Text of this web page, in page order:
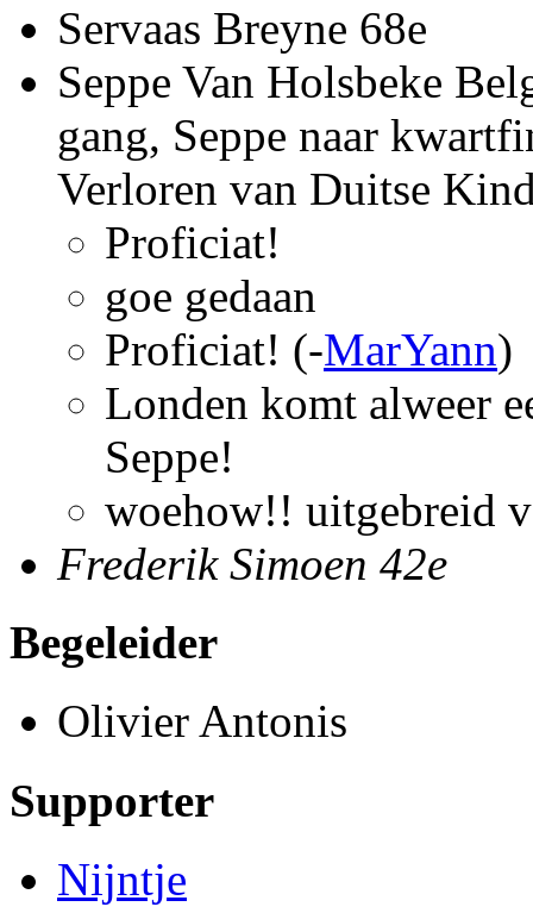
Servaas Breyne 68e
Seppe Van Holsbeke
gang, Seppe naar
Verloren van Duitse
Proficiat!
goe gedaan
Proficiat! (-MarYann)
Londen komt alweer
Seppe!
woehow!! uitgebreid
Frederik Simoen 42e
Begeleider
Olivier Antonis
Supporter
Nijntje